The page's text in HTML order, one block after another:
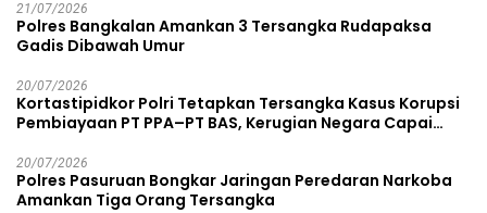
21/07/2026
Polres Bangkalan Amankan 3 Tersangka Rudapaksa
Gadis Dibawah Umur
20/07/2026
Kortastipidkor Polri Tetapkan Tersangka Kasus Korupsi
Pembiayaan PT PPA–PT BAS, Kerugian Negara Capai
20/07/2026
Polres Pasuruan Bongkar Jaringan Peredaran Narkoba
Amankan Tiga Orang Tersangka